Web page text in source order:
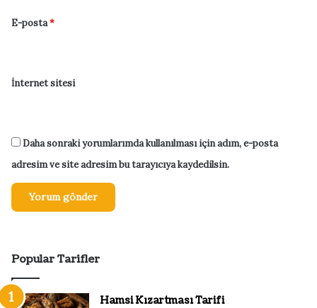
E-posta*
İnternet sitesi
Daha sonraki yorumlarımda kullanılması için adım, e-posta
adresim ve site adresim bu tarayıcıya kaydedilsin.
Popular Tarifler
Hamsi Kızartması Tarifi